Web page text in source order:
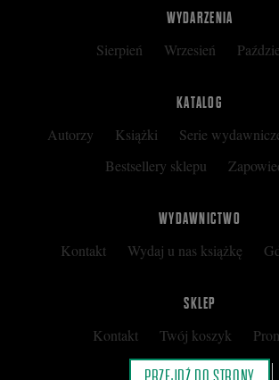
WYDARZENIA
Sierpień Wrzesień
KATALOG
Autorzy Książki Serie
Bestsellery sklepu
WYDAWNICTWO
Kontakt Wydaj u nas książkę
SKLEP
Kontakt Twój koszyk
Kup kartę podarunkową
Nota